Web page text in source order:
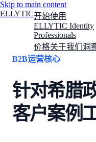
Skip to main content
ELLYTIC开始使用
ELLYTIC Identity
Professionals
价格关于我们 洞
B2B运营核心
针对希腊
客户案例